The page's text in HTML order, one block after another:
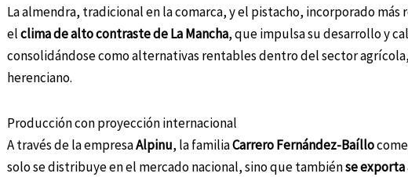
La almendra, tradicional en la comarca, y el pistacho, incorporado
elclima de alto contraste de La Mancha, que impulsa su desarrollo y
consolidándose como alternativas rentables dentro del sector
herenciano.
Producción con proyección internacional
A través de la empresaAlpinu, la familiaCarrero Fernández-Baíllo
solo se distribuye en el mercado nacional, sino que tambiénse exporta